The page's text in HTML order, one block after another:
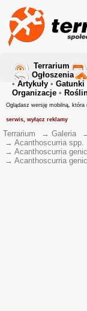
Terrarium
Ogłoszenia
• Artykuły • Gatunki
Organizacje •
Oglądasz wersję mobilną, która
serwis, wyłącz reklamy
Terrarium → Galeria
→ Acanthoscurria spp.
→ Acanthoscurria
→ Acanthoscurria